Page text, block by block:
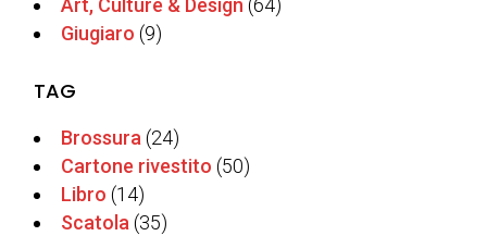
Art, Culture & Design (64)
Giugiaro (9)
TAG
Brossura (24)
Cartone rivestito (50)
Libro (14)
Scatola (35)